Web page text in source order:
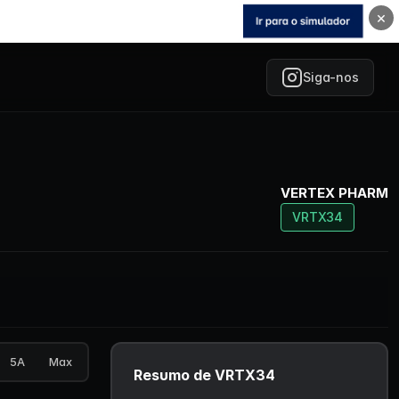
×
Siga-nos
VERTEX PHARM
VRTX34
5A Max
Resumo de VRTX34